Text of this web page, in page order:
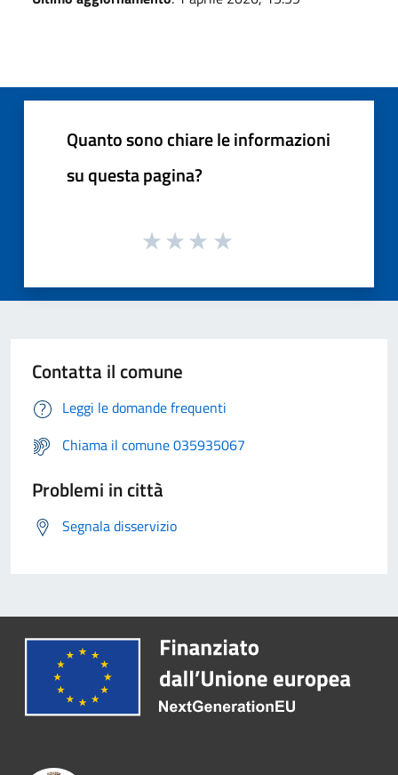
Quanto sono chiare le informazioni
su questa pagina?
Contatta il comune
Leggi le domande frequenti
Chiama il comune 035935067
Problemi in città
Segnala disservizio